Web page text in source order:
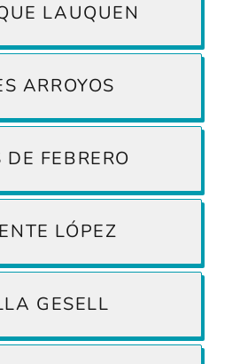
LAUQUEN
ARROYOS
DE FEBRERO
LÓPEZ
GESELL